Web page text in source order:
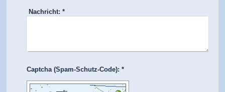
Nachricht: *
Captcha (Spam-Schutz-Code): *